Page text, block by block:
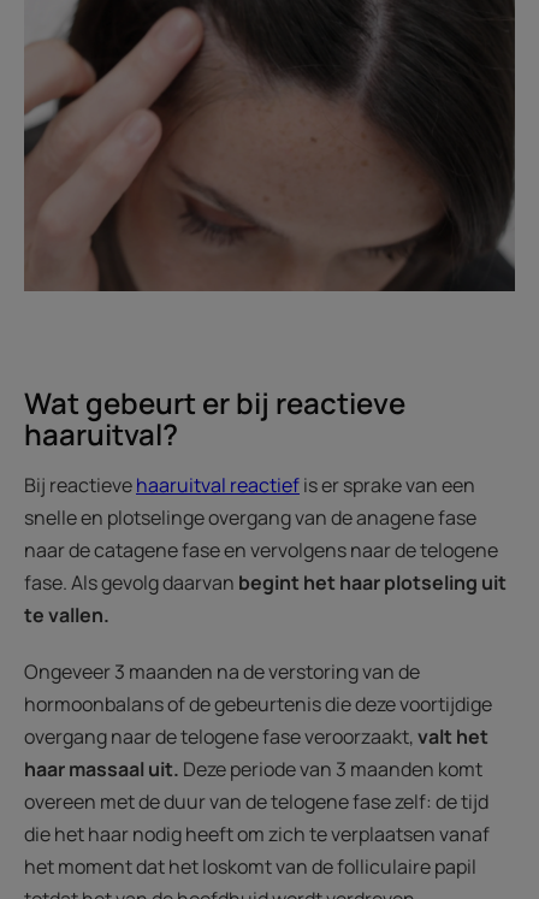
Wat gebeurt er bij reactieve
haaruitval?
Bij reactievehaaruitval reactiefis er sprake van een
snelle en plotselinge overgang van de anagene fase
naar de catagene fase en vervolgens naar de telogene
fase. Als gevolg daarvan begint het haar plotseling uit
te vallen.
Ongeveer 3 maanden na de verstoring van de
hormoonbalans of de gebeurtenis die deze voortijdige
overgang naar de telogene fase veroorzaakt,valt het
haar massaal uit. Deze periode van 3 maanden komt
overeen met de duur van de telogene fase zelf: de tijd
die het haar nodig heeft om zich te verplaatsen vanaf
het moment dat het loskomt van de folliculaire papil